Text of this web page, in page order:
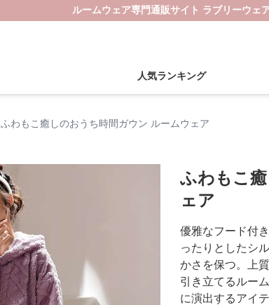
ルームウェア専門通販サイト ラブリーウェ
人気ランキング
ふわもこ癒しのおうち時間ガウン ルームウェア
ふわもこ
ェア
優雅なフード付
ったりとしたシ
かさを保つ。上
引き立てるルー
に演出するアイ